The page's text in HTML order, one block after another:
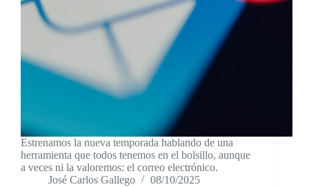
Estrenamos la nueva temporada hablando de una
herramienta que todos tenemos en el bolsillo, aunque
a veces ni la valoremos: el correo electrónico.
José Carlos Gallego
08/10/2025